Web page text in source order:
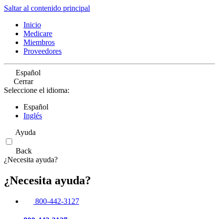
Saltar al contenido principal
Inicio
Medicare
Miembros
Proveedores
Español
Cerrar
Seleccione el idioma:
Español
Inglés
Ayuda
Back
¿Necesita ayuda?
¿Necesita ayuda?
800-442-3127